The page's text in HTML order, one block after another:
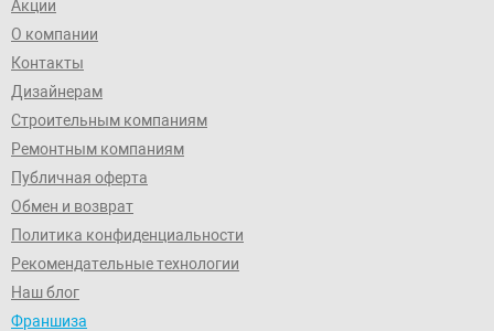
Акции
О компании
Контакты
Дизайнерам
Строительным компаниям
Ремонтным компаниям
Публичная оферта
Обмен и возврат
Политика конфиденциальности
Рекомендательные технологии
Наш блог
Франшиза